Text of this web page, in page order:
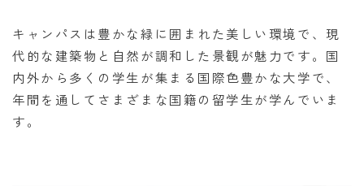
キャンパスは豊かな緑に囲まれた美しい環境で、現
代的な建築物と自然が調和した景観が魅力です。国
内外から多くの学生が集まる国際色豊かな大学で、
年間を通してさまざまな国籍の留学生が学んでいま
す。